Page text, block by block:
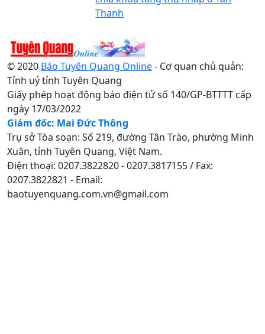
Thanh
© 2020 Báo Tuyên Quang Online- Cơ quan chủ quản:
Tỉnh uỷ tỉnh Tuyên Quang
Giấy phép hoạt động báo điện tử số 140/GP-BTTTT cấp
ngày 17/03/2022
Giám đốc: Mai Đức Thông
Trụ sở Tòa soạn: Số 219, đường Tân Trào, phường Minh
Xuân, tỉnh Tuyên Quang, Việt Nam.
Điện thoại: 0207.3822820 - 0207.3817155 / Fax:
0207.3822821 - Email:
baotuyenquang.com.vn@gmail.com